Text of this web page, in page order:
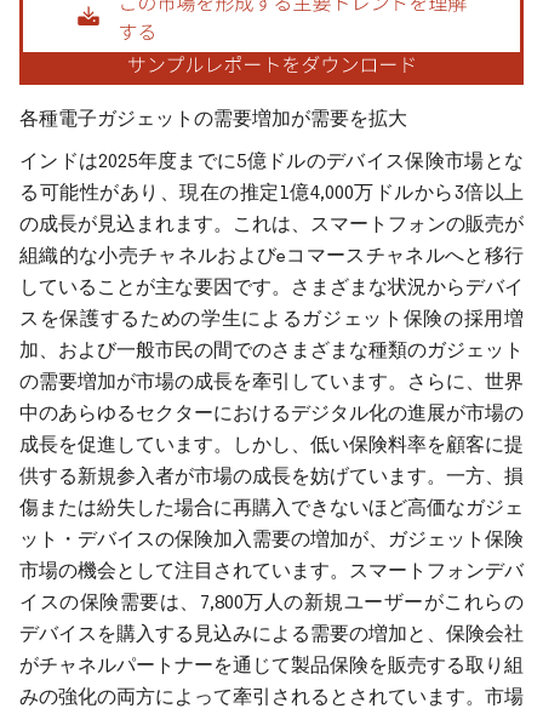
各種電子ガジェットの需要増加が需要を拡大
インドは2025年度までに5億ドルのデバイス保険市場とな
る可能性があり、現在の推定1億4,000万ドルから3倍以上
の成長が見込まれます。これは、スマートフォンの販売が
組織的な小売チャネルおよびeコマースチャネルへと移行
していることが主な要因です。さまざまな状況からデバイ
スを保護するための学生によるガジェット保険の採用増
加、および一般市民の間でのさまざまな種類のガジェット
の需要増加が市場の成長を牽引しています。さらに、世界
中のあらゆるセクターにおけるデジタル化の進展が市場の
成長を促進しています。しかし、低い保険料率を顧客に提
供する新規参入者が市場の成長を妨げています。一方、損
傷または紛失した場合に再購入できないほど高価なガジェ
ット・デバイスの保険加入需要の増加が、ガジェット保険
市場の機会として注目されています。スマートフォンデバ
イスの保険需要は、7,800万人の新規ユーザーがこれらの
デバイスを購入する見込みによる需要の増加と、保険会社
がチャネルパートナーを通じて製品保険を販売する取り組
みの強化の両方によって牽引されるとされています。市場